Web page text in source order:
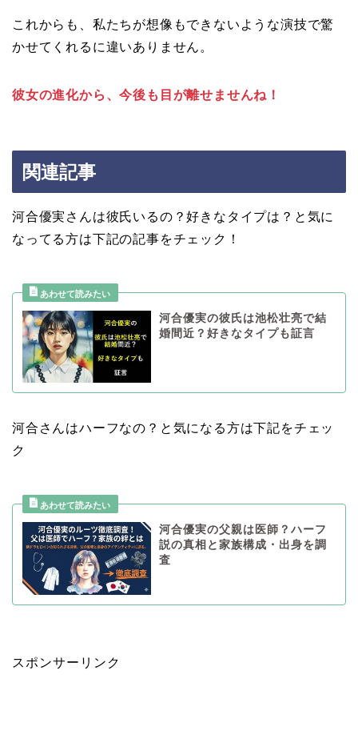
これからも、私たちが想像もできないような演技で驚
かせてくれるに違いありません。
彼女の進化から、今後も目が離せませんね！
関連記事
河合優実さんは彼氏いるの？好きなタイプは？と気に
なってる方は下記の記事をチェック！
河合優実の彼氏は池松壮亮で結
婚間近？好きなタイプも証言
河合さんはハーフなの？と気になる方は下記をチェッ
ク
河合優実の父親は医師？ハーフ
説の真相と家族構成・出身を調
査
スポンサーリンク